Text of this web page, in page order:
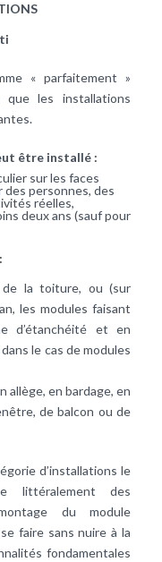
« parfaitement »
les installations
être installé :
sur les faces
personnes, des
réelles,
deux ans (sauf pour
la toiture, ou (sur
les modules faisant
d’étanchéité et en
le cas de modules
allège, en bardage, en
de balcon ou de
d’installations le
littéralement des
du module
faire sans nuire à la
fondamentales